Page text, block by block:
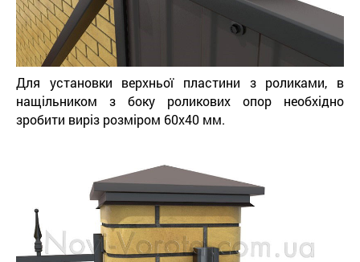
Для установки верхньої пластини з роликами, в
нащільником з боку роликових опор необхідно
зробити виріз розміром 60х40 мм.